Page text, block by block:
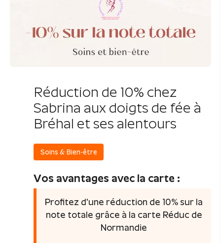
Réduction de 10% chez
Sabrina aux doigts de fée à
Bréhal et ses alentours
Soins & Bien-être
Vos avantages avec la carte :
Profitez d'une réduction de 10% sur la
note totale grâce à la carte Réduc de
Normandie